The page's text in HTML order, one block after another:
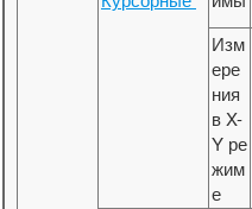
Изм
ере
ния
в X-
Y ре
жим
е